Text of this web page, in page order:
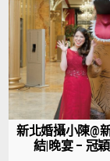
新北婚攝小陳@
結|晚宴 – 冠